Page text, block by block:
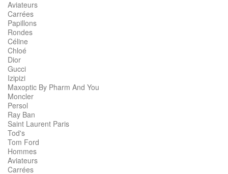
Aviateurs
Carrées
Papillons
Rondes
Céline
Chloé
Dior
Gucci
Izipizi
Maxoptic By Pharm And You
Moncler
Persol
Ray Ban
Saint Laurent Paris
Tod's
Tom Ford
Hommes
Aviateurs
Carrées